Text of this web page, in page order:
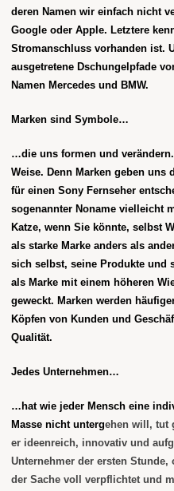
deren Namen wir einfach nicht
Google oder Apple. Letztere
Stromanschluss vorhanden ist.
ausgetretene Dschungelpfade vo
Namen Mercedes und BMW.
Marken sind Symbole…
…die uns formen und
Weise. Denn Marken geben uns
für einen Sony Fernseher
sogenannter Noname vielleicht
Katze, wenn Sie könnte, selbst
als starke Marke anders als
sich selbst, seine Produkte und
als Marke mit einem höheren
geweckt. Marken werden
Köpfen von Kunden und
Qualität.
Jedes Unternehmen…
…hat wie jeder Mensch eine
Masse nicht untergehen will, tut
er ideenreich, innovativ und
Unternehmer der ersten Stunde,
der Sache voll verpflichtet und